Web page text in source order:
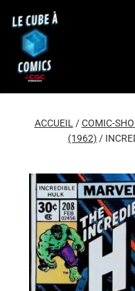
contenu
ACCUEIL / COMIC-
(1962) /